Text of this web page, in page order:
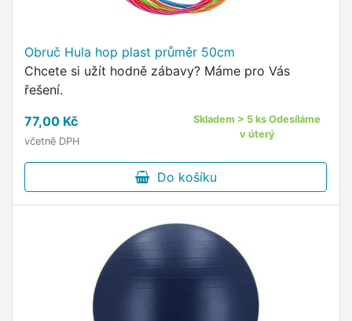
Obruč Hula hop plast průměr 50cm
Chcete si užít hodně zábavy? Máme pro Vás
řešení.
77,00 Kč
včetně DPH
Skladem > 5 ks Odesíláme
v úterý
Do košíku